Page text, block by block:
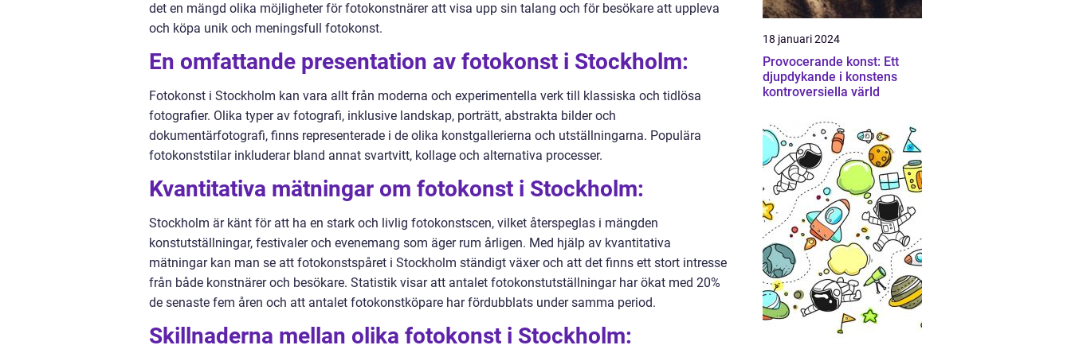
det en mängd olika möjligheter för fotokonstnärer att visa upp sin talang och för besökare att uppleva
och köpa unik och meningsfull fotokonst.
En omfattande presentation av fotokonst i Stockholm:
Fotokonst i Stockholm kan vara allt från moderna och experimentella verk till klassiska och tidlösa
fotografier. Olika typer av fotografi, inklusive landskap, porträtt, abstrakta bilder och
dokumentärfotografi, finns representerade i de olika konstgallerierna och utställningarna. Populära
fotokonststilar inkluderar bland annat svartvitt, kollage och alternativa processer.
Kvantitativa mätningar om fotokonst i Stockholm:
Stockholm är känt för att ha en stark och livlig fotokonstscen, vilket återspeglas i mängden
konstutställningar, festivaler och evenemang som äger rum årligen. Med hjälp av kvantitativa
mätningar kan man se att fotokonstspåret i Stockholm ständigt växer och att det finns ett stort intresse
från både konstnärer och besökare. Statistik visar att antalet fotokonstutställningar har ökat med 20%
de senaste fem åren och att antalet fotokonstköpare har fördubblats under samma period.
Skillnaderna mellan olika fotokonst i Stockholm:
18 januari 2024
Provocerande konst: Ett
djupdykande i konstens
kontroversiella värld